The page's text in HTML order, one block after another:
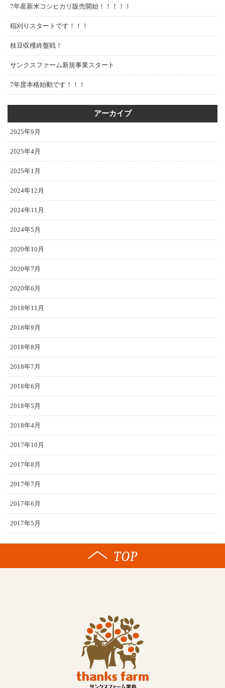
7年産新米コシヒカリ販売開始！！！！！
稲刈りスタートです！！！
枝豆収穫終盤戦！
サンクスファーム新規事業スタート
7年度本格始動です！！！
アーカイブ
2025年9月
2025年4月
2025年1月
2024年12月
2024年11月
2024年5月
2020年10月
2020年7月
2020年6月
2018年11月
2018年9月
2018年8月
2018年7月
2018年6月
2018年5月
2018年4月
2017年10月
2017年8月
2017年7月
2017年6月
2017年5月